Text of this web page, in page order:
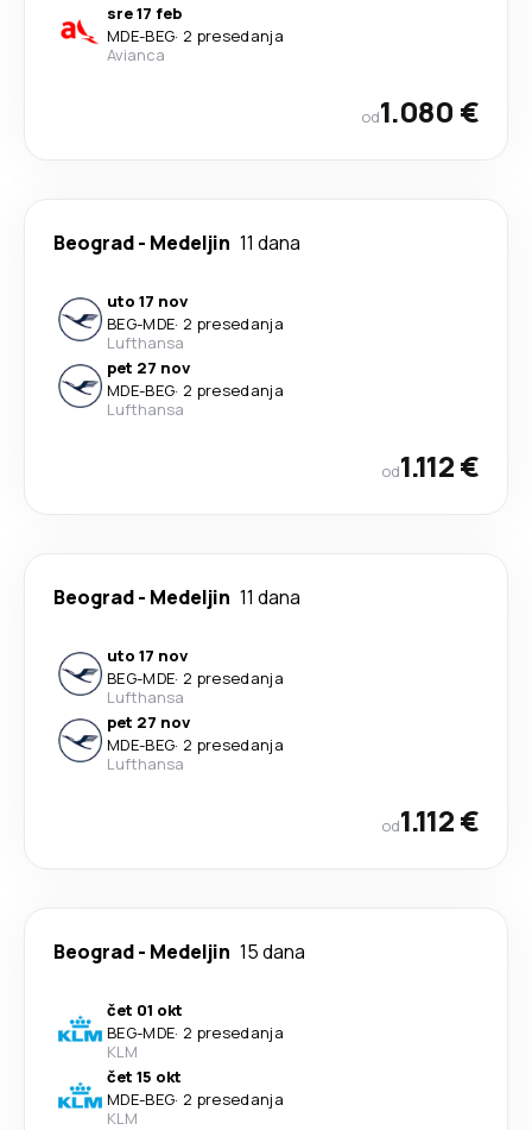
sre 17 feb
MDE-BEG· 2 presedanja
Avianca
od1.080 €
Beograd- Medeljin 11 dana
uto 17 nov
BEG-MDE· 2 presedanja
Lufthansa
pet 27 nov
MDE-BEG· 2 presedanja
Lufthansa
od1.112 €
Beograd- Medeljin 11 dana
uto 17 nov
BEG-MDE· 2 presedanja
Lufthansa
pet 27 nov
MDE-BEG· 2 presedanja
Lufthansa
od1.112 €
Beograd- Medeljin 15 dana
čet 01 okt
BEG-MDE· 2 presedanja
KLM
čet 15 okt
MDE-BEG· 2 presedanja
KLM